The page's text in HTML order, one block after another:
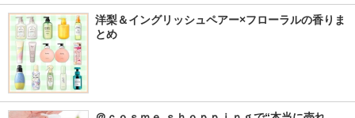
洋梨＆イングリッシュペアー×フローラルの香りま
とめ